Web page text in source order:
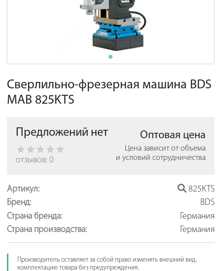
Сверлильно-фрезерная машина BDS
MAB 825KTS
Предложений нет
отзывов: 0
Оптовая цена
Цена зависит от объема
и условий сотрудничества
Артикул:
825KTS
Бренд:
BDS
Страна бренда:
Германия
Страна производства:
Германия
Производитель оставляет за собой право изменять внешний вид,
комплектацию товара без предупреждения.